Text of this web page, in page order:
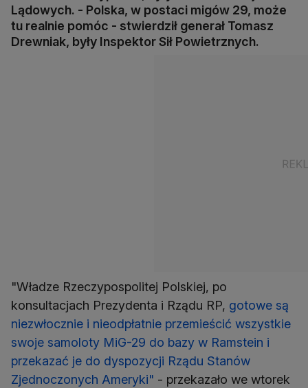
Lądowych. - Polska, w postaci migów 29, może
tu realnie pomóc - stwierdził generał Tomasz
Drewniak, były Inspektor Sił Powietrznych.
"Władze Rzeczypospolitej Polskiej, po
konsultacjach Prezydenta i Rządu RP, gotowe są
niezwłocznie i nieodpłatnie przemieścić wszystkie
swoje samoloty MiG-29 do bazy w Ramstein i
przekazać je do dyspozycji Rządu Stanów
Zjednoczonych Ameryki" - przekazało we wtorek